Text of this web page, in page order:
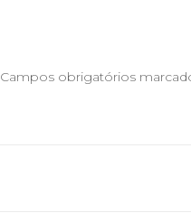
Campos obrigatórios